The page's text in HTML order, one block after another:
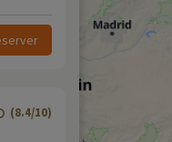
(8.4/10)